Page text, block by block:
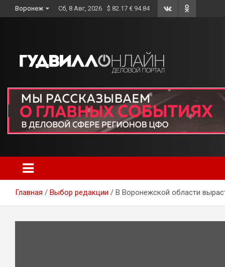
to
Воронеж Сб, 8 Авг, 2026 $ 82.17 € 94.84
Главная Выбор редакции В Воронежской области